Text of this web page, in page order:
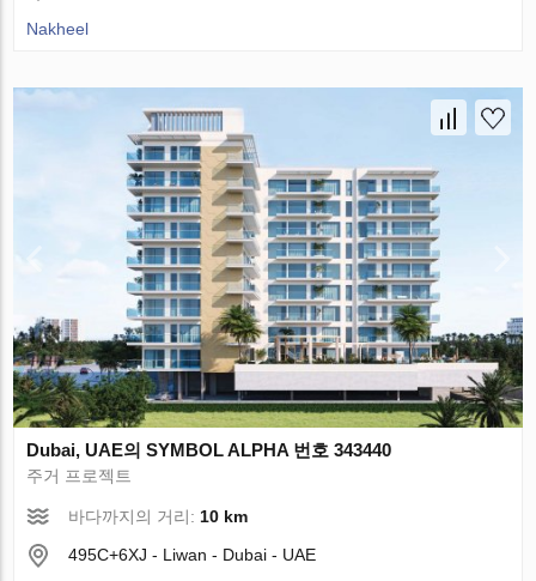
Nakheel
Dubai, UAE의 SYMBOL ALPHA 번호 343440
주거 프로젝트
바다까지의 거리: 10 km
495C+6XJ - Liwan - Dubai - UAE